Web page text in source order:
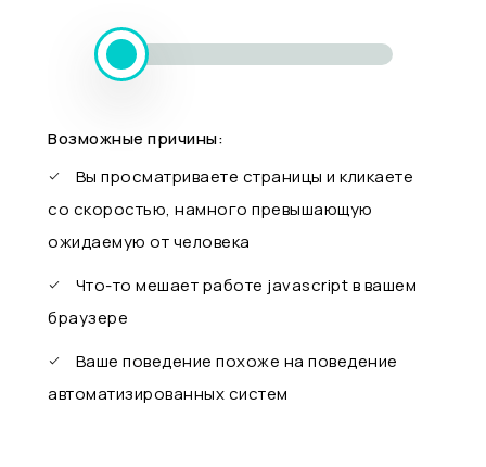
Возможные причины:
Вы просматриваете страницы и кликаете
со скоростью, намного превышающую
ожидаемую от человека
Что-то мешает работе javascript в вашем
браузере
Ваше поведение похоже на поведение
автоматизированных систем